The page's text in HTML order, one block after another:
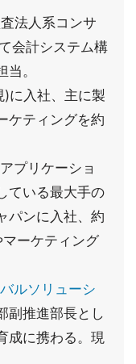
法人系コンサ
会計システム構
。
に入社、主に製
ケティングを約
プリケーショ
ている最大手の
パンに入社、約
ーケティング
ルソリューシ
副推進部長とし
成に携わる。現